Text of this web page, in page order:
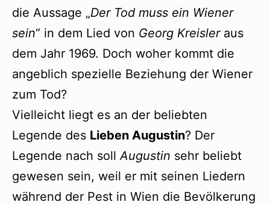
die Aussage „Der Tod muss ein Wiener
sein“ in dem Lied von Georg Kreisleraus
dem Jahr 1969. Doch woher kommt die
angeblich spezielle Beziehung der Wiener
zum Tod?
Vielleicht liegt es an der beliebten
Legende des Lieben Augustin? Der
Legende nach sollAugustin sehr beliebt
gewesen sein, weil er mit seinen Liedern
während der Pest in Wien die Bevölkerung